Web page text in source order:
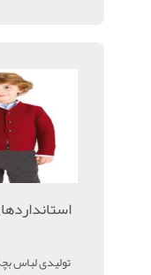
تولیدی لباس